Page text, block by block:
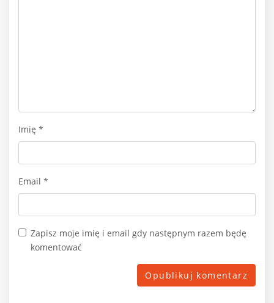
Imię *
Email *
Zapisz moje imię i email gdy następnym razem będę
komentować